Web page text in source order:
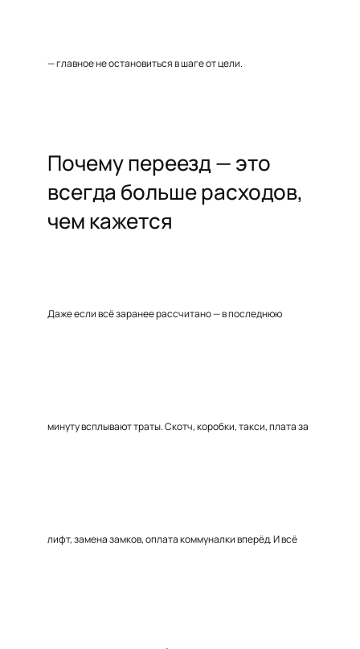
— главное не остановиться в шаге от цели.
Почему переезд — это
всегда больше расходов,
чем кажется
Даже если всё заранее рассчитано — в последнюю
минуту всплывают траты. Скотч, коробки, такси, плата за
лифт, замена замков, оплата коммуналки вперёд. И всё